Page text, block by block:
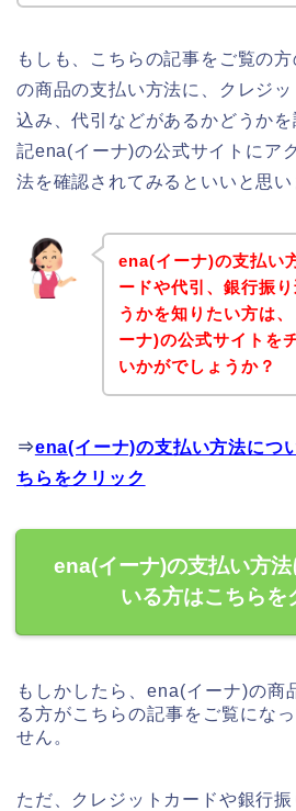
もしも、こちらの記事をご覧の
の商品の支払い方法に、クレジッ
込み、代引などがあるかどうか
記ena(イーナ)の公式サイトにア
法を確認されてみるといいと思い
ena(イーナ)の支払い
ードや代引、銀行振
うかを知りたい方は
ーナ)の公式サイトを
いかがでしょうか？
⇒ena(イーナ)の支払い方法につ
ちらをクリック
ena(イーナ)の支払い方
いる方はこちらを
もしかしたら、ena(イーナ)の商
る方がこちらの記事をご覧にな
せん。
ただ、クレジットカードや銀行